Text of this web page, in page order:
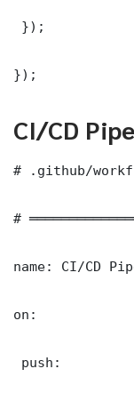
});
});
CI/CD
# .github/
#
name: CI/CD
on:
push: